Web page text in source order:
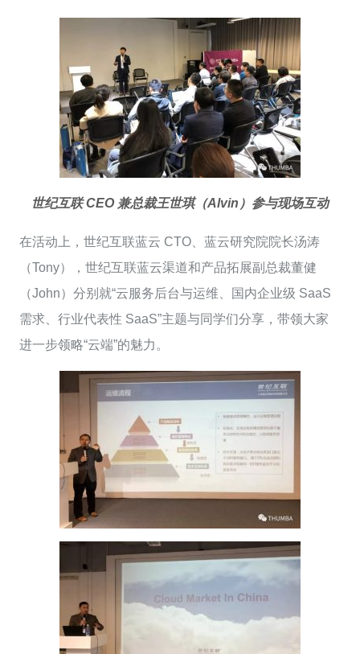
世纪互联 CEO 兼总裁王世琪（Alvin）参与现场互动
在活动上，世纪互联蓝云 CTO、蓝云研究院院长汤涛
（Tony），世纪互联蓝云渠道和产品拓展副总裁董健
（John）分别就“云服务后台与运维、国内企业级 SaaS
需求、行业代表性 SaaS”主题与同学们分享，带领大家
进一步领略“云端”的魅力。